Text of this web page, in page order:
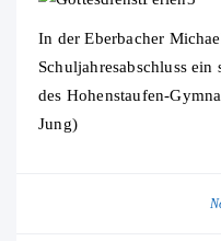
In der Eberbacher
Schuljahresabschluss
des Hohenstaufen-
Jung)